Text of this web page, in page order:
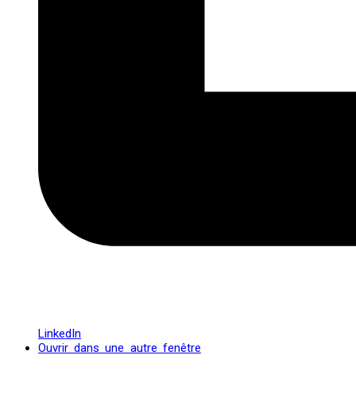
LinkedIn
Ouvrir dans une autre fenêtre